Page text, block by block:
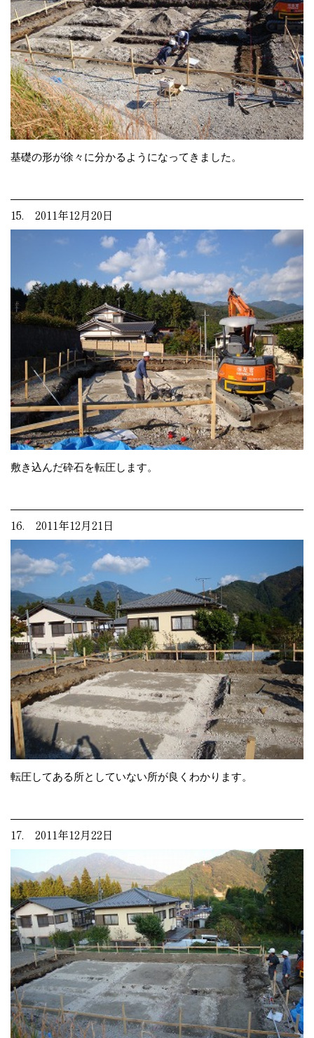
基礎の形が徐々に分かるようになってきました。
15. 2011年12月20日
敷き込んだ砕石を転圧します。
16. 2011年12月21日
転圧してある所としていない所が良くわかります。
17. 2011年12月22日